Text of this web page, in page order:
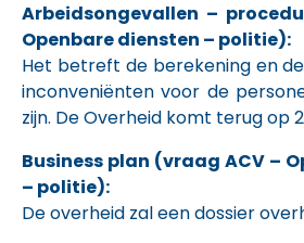
Arbeidsongevallen –
Openbare diensten – politie):
Het betreft de berekening en
inconveniënten voor de
zijn. De Overheid komt terug op
Business plan (vraag ACV –
– politie):
De overheid zal een dossier